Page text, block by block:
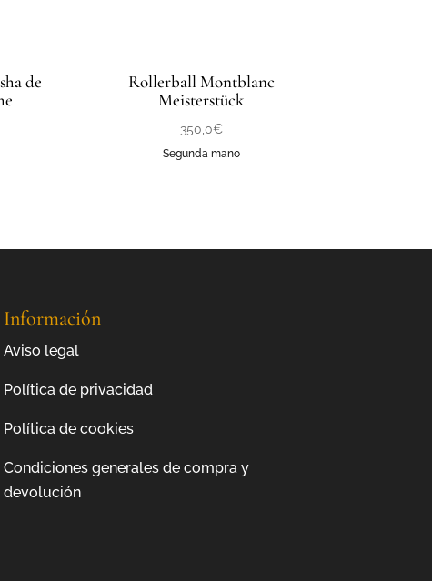
de
Rollerball Montblanc
Meisterstück
350,0€
Segunda mano
Información
Aviso legal
Política de privacidad
Política de cookies
Condiciones generales de compra y
devolución